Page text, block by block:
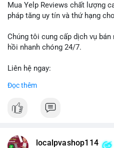
Mua Yelp Reviews chất lượng
pháp tăng uy tín và thứ hạng
Chúng tôi cung cấp dịch vụ
hồi nhanh chóng 24/7.
Liên hệ ngay:
✈️ Telegram: @localpvashop
LocalPvaShop – Đối tác đáng
Đọc thêm
localpvashop114